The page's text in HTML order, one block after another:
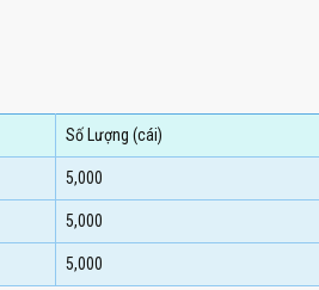
Số Lượng (cái)
5,000
5,000
5,000